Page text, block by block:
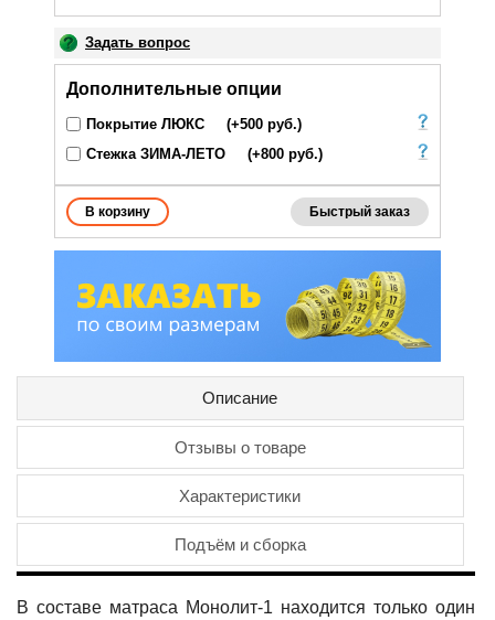
Задать вопрос
Дополнительные опции
Покрытие ЛЮКС
(+500 руб.)
Стежка ЗИМА-ЛЕТО
(+800 руб.)
Быстрый заказ
Описание
Отзывы о товаре
Характеристики
Подъём и сборка
В составе матраса Монолит-1 находится только один